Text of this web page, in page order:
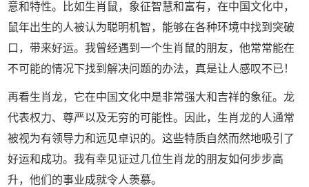
意和特性。比如生肖鼠，象征智慧和富有，在中国文化中，
鼠年出生的人被认为聪明机智，能够在各种环境中找到突破
口，带来好运。我曾经遇到一个生肖鼠的朋友，他常常能在
不可能的情况下找到解决问题的办法，真是让人感叹不已！
再看生肖龙，它在中国文化中是非常强大和吉祥的象征。龙
代表权力、尊严以及无穷的可能性。因此，生肖龙的人通常
被视为有领导力和远见卓识的。这些特质自然而然地吸引了
好运和成功。我有幸见证过几位生肖龙的朋友如何步步高
升，他们的事业成就令人羡慕。